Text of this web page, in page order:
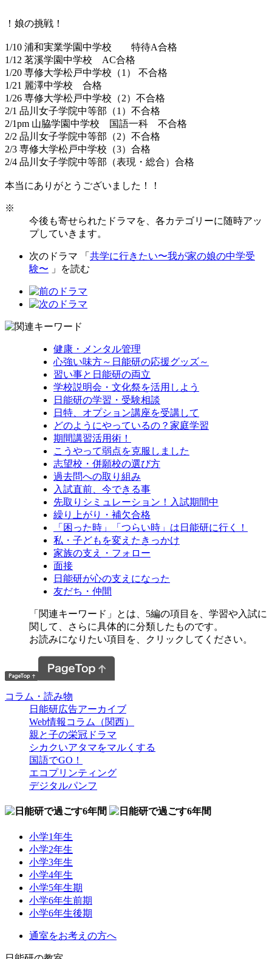
！娘の挑戦！
1/10 浦和実業学園中学校 特待A合格
1/12 茗溪学園中学校 AC合格
1/20 専修大学松戸中学校（1） 不合格
1/21 麗澤中学校 合格
1/26 専修大学松戸中学校（2）不合格
2/1 品川女子学院中等部（1）不合格
2/1pm 山脇学園中学校 国語一科 不合格
2/2 品川女子学院中等部（2）不合格
2/3 専修大学松戸中学校（3）合格
2/4 品川女子学院中等部（表現・総合）合格
本当にありがとうございました！！
※
今後も寄せられたドラマを、各カテゴリーに随時アッ
プしていきます。
次のドラマ 「 共学に行きたい〜我が家の娘の中学受
験〜 」を読む
健康・メンタル管理
心強い味方～日能研の応援グッズ～
習い事と日能研の両立
学校説明会・文化祭を活用しよう
日能研の学習・受験相談
日特、オプション講座を受講して
どのようにやっているの？家庭学習
期間講習活用術！
こうやって弱点を克服しました
志望校・併願校の選び方
過去問への取り組み
入試直前、今できる事
先取りシミュレーション！入試期間中
繰り上がり・補欠合格
「困った時」「つらい時」は日能研に行く！
私・子どもを変えたきっかけ
家族の支え・フォロー
面接
日能研が心の支えになった
友だち・仲間
「関連キーワード」とは、5編の項目を、学習や入試に
関して、さらに具体的に分類したものです。
お読みになりたい項目を、クリックしてください。
コラム・読み物
日能研広告アーカイブ
Web情報コラム（関西）
親と子の栄冠ドラマ
シカクいアタマをマルくする
国語でGO！
エコプリンティング
デジタルパンフ
小学1年生
小学2年生
小学3年生
小学4年生
小学5年生期
小学6年生前期
小学6年生後期
通室をお考えの方へ